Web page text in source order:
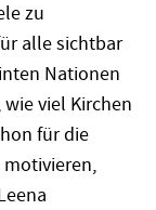
zu
alle sichtbar
Nationen
viel Kirchen
für die
motivieren,